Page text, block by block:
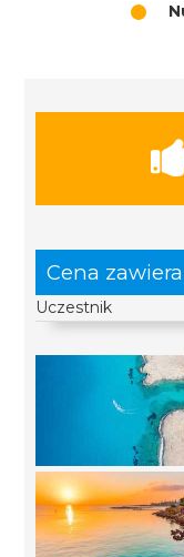
Cena zawiera
Uczestnik